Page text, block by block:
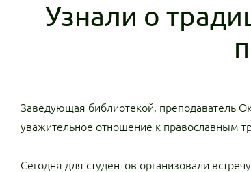
Узнали о
Заведующая библиотекой, преподаватель
уважительное отношение к православным
Сегодня для студентов организовали